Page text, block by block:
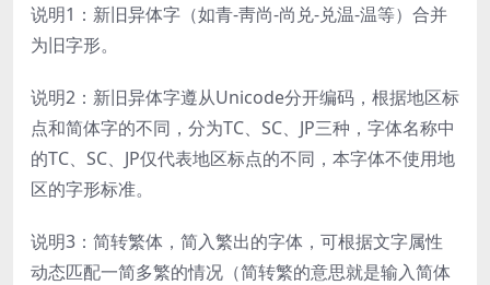
说明1：新旧异体字（如青-靑尚-尚兑-兑温-温等）合并
为旧字形。
说明2：新旧异体字遵从Unicode分开编码，根据地区标
点和简体字的不同，分为TC、SC、JP三种，字体名称中
的TC、SC、JP仅代表地区标点的不同，本字体不使用地
区的字形标准。
说明3：简转繁体，简入繁出的字体，可根据文字属性
动态匹配一简多繁的情况（简转繁的意思就是输入简体